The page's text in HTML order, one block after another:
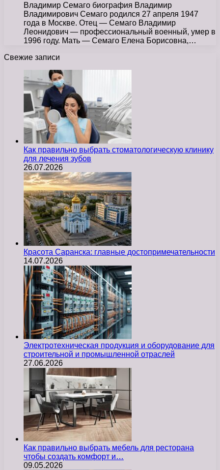
Владимир Семаго биография Владимир
Владимирович Семаго родился 27 апреля 1947
года в Москве. Отец — Семаго Владимир
Леонидович — профессиональный военный, умер в
1996 году. Мать — Семаго Елена Борисовна,…
Свежие записи
Как правильно выбрать стоматологическую клинику
для лечения зубов
26.07.2026
Красота Саранска: главные достопримечательности
14.07.2026
Электротехническая продукция и оборудование для
строительной и промышленной отраслей
27.06.2026
Как правильно выбрать мебель для ресторана
чтобы создать комфорт и…
09.05.2026